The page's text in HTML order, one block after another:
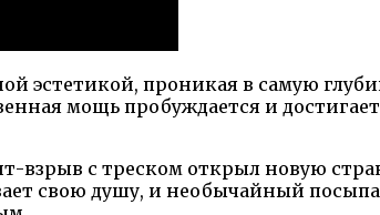
эстетикой, проникая в самую
мощь пробуждается и
взрыв с треском открыл новую
свою душу, и необычайный